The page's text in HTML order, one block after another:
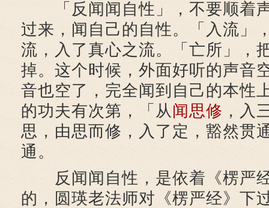
「反闻闻自性」，不要顺着
过来，闻自己的自性。「入流」
流，入了真心之流。「亡所」，
掉。这个时候，外面好听的声音
音也空了，完全闻到自己的本性
的功夫有次第，「从闻思修 ，入
思，由思而修，入了定，豁然贯
通。
反闻闻自性，是依着《楞严
的，圆瑛老法师对《楞严经》下